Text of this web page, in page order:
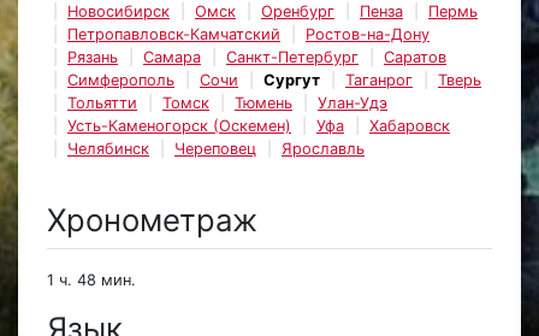
Новосибирск
Омск Оренбург Пенза
Пермь
Петропавловск-Камчатский
Ростов-на-Дону
Рязань
Самара Санкт-Петербург
Саратов
Симферополь
Сочи Сургут Таганрог
Тверь
Тольятти
Томск Тюмень
Улан-Удэ
Усть-Каменогорск (Оскемен)
Уфа
Хабаровск
Челябинск
Череповец Ярославль
Хронометраж
1 ч. 48 мин.
Язык